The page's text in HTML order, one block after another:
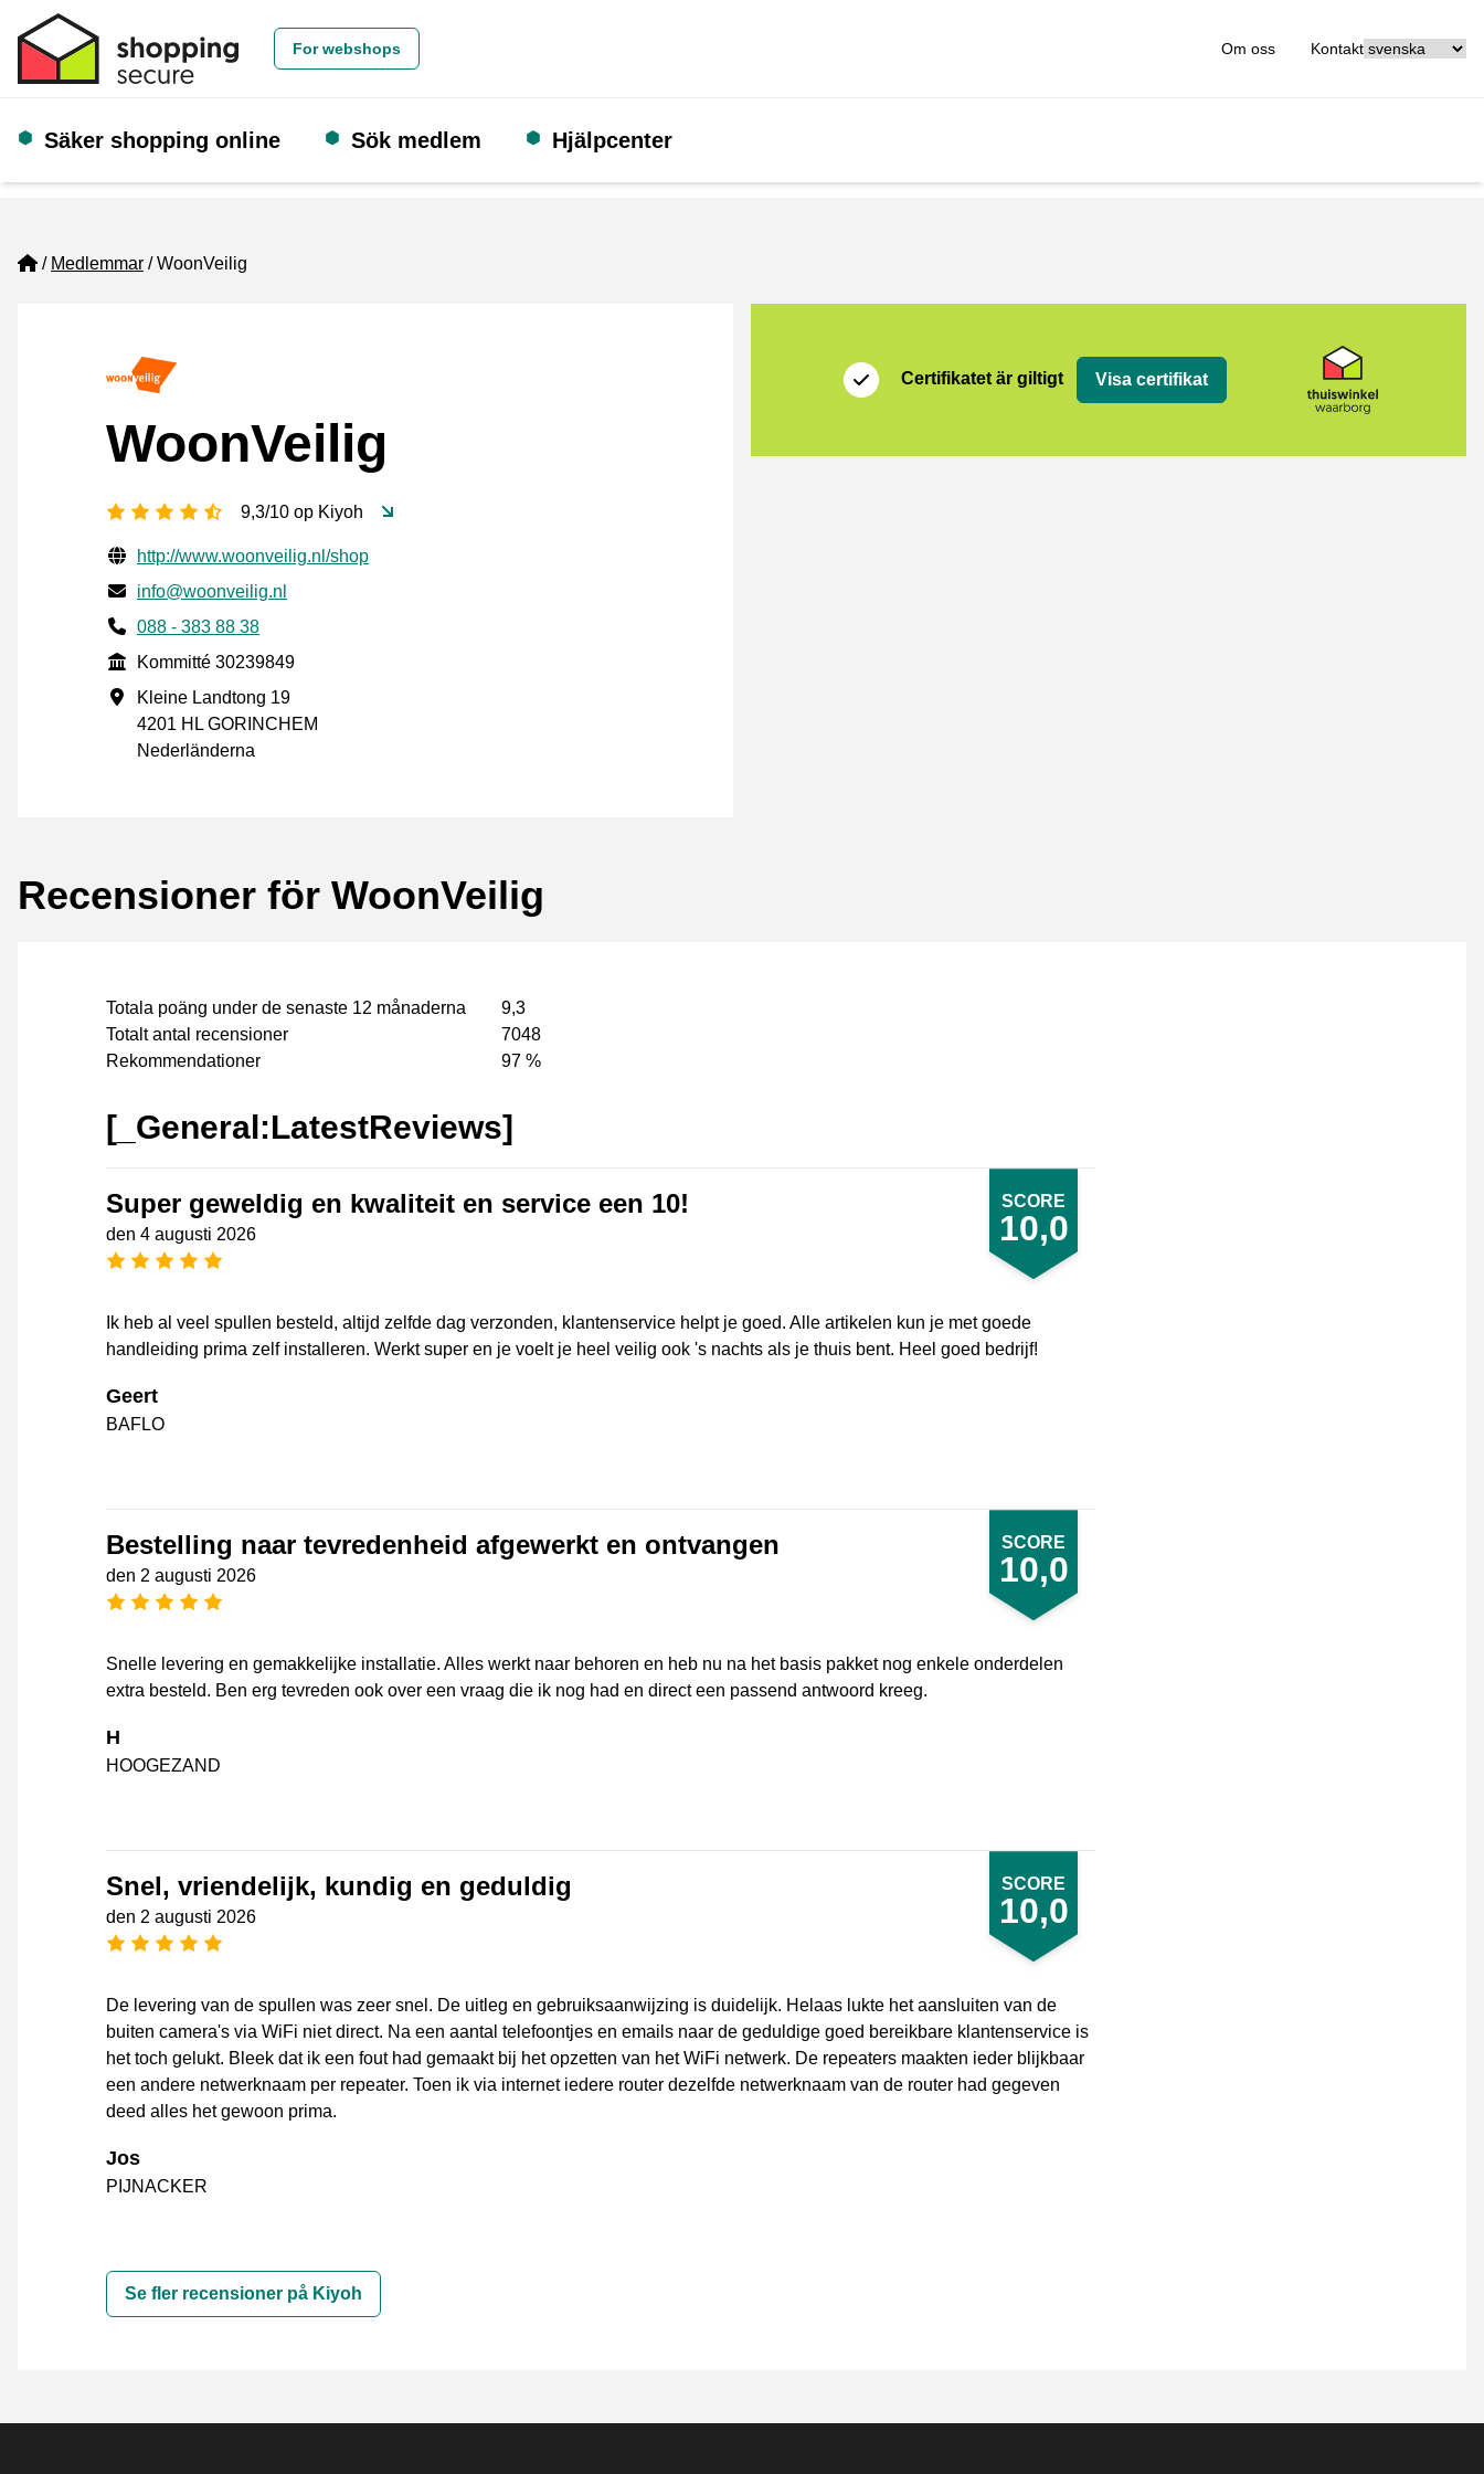
For webshops Om oss Kontakt
Säker shopping online Sök medlem Hjälpcenter
Home
Medlemmar WoonVeilig
WoonVeilig
[_General:NumberOfStarsPluralFormat]
9,3/10 op Kiyoh
Verifierade kontaktuppgifter
Website URL
http://www.woonveilig.nl/shop
E-post
info@woonveilig.nl
Phone number
088 - 383 88 38
Kommitté
Kommitté 30239849
Företagsadress
Kleine Landtong 19
4201 HL GORINCHEM
Nederländerna
Certifikatet är giltigt Visa certifikat
Recensioner för WoonVeilig
Totala poäng under de senaste 12 månaderna
9,3
Totalt antal recensioner
7048
Rekommendationer
97 %
[_General:LatestReviews]
SCORE
10,0
Super geweldig en kwaliteit en service een 10!
den 4 augusti 2026
[_General:NumberOfStarsPluralFormat]
Ik heb al veel spullen besteld, altijd zelfde dag verzonden, klantenservice helpt je goed. Alle artikelen kun je met goede
handleiding prima zelf installeren. Werkt super en je voelt je heel veilig ook 's nachts als je thuis bent. Heel goed bedrijf!
Geert
BAFLO
SCORE
10,0
Bestelling naar tevredenheid afgewerkt en ontvangen
den 2 augusti 2026
[_General:NumberOfStarsPluralFormat]
Snelle levering en gemakkelijke installatie. Alles werkt naar behoren en heb nu na het basis pakket nog enkele onderdelen
extra besteld. Ben erg tevreden ook over een vraag die ik nog had en direct een passend antwoord kreeg.
H
HOOGEZAND
SCORE
10,0
Snel, vriendelijk, kundig en geduldig
den 2 augusti 2026
[_General:NumberOfStarsPluralFormat]
De levering van de spullen was zeer snel. De uitleg en gebruiksaanwijzing is duidelijk. Helaas lukte het aansluiten van de
buiten camera's via WiFi niet direct. Na een aantal telefoontjes en emails naar de geduldige goed bereikbare klantenservice is
het toch gelukt. Bleek dat ik een fout had gemaakt bij het opzetten van het WiFi netwerk. De repeaters maakten ieder blijkbaar
een andere netwerknaam per repeater. Toen ik via internet iedere router dezelfde netwerknaam van de router had gegeven
deed alles het gewoon prima.
Jos
PIJNACKER
Se fler recensioner på Kiyoh